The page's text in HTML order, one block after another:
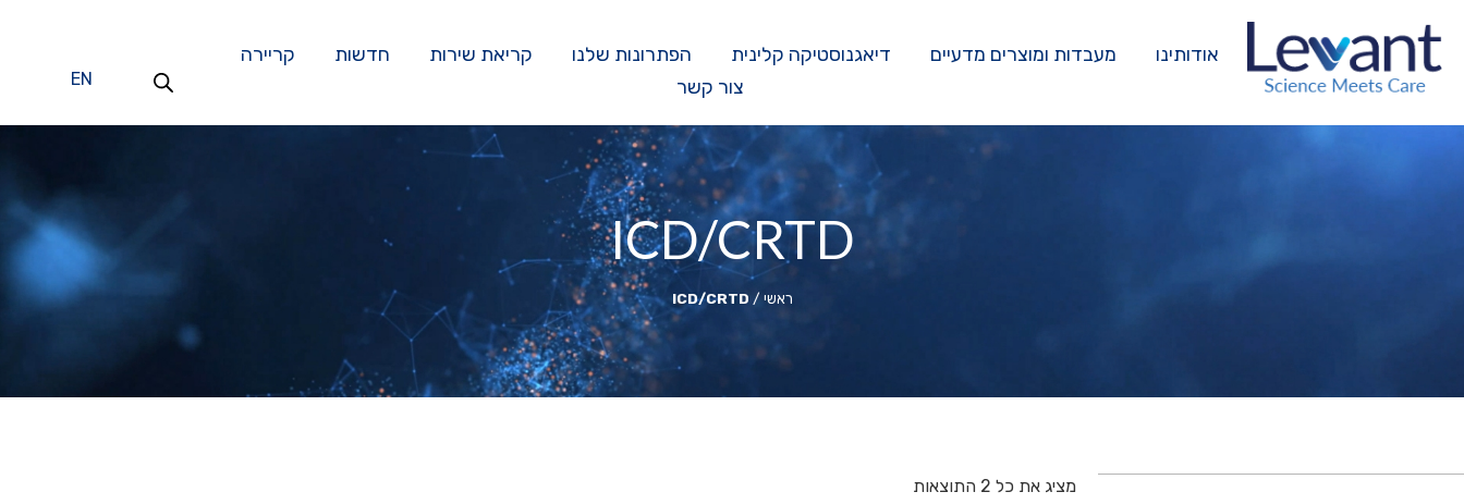
אודותינו מעבדות ומוצרים מדעיים דיאגנוסטיקה קלינית הפתרונות שלנו קריאת שירות חדשות
קריירה
צור קשר
EN
ICD/CRTD
ראשי /
ICD/CRTD
מציג את כל 2 התוצאות